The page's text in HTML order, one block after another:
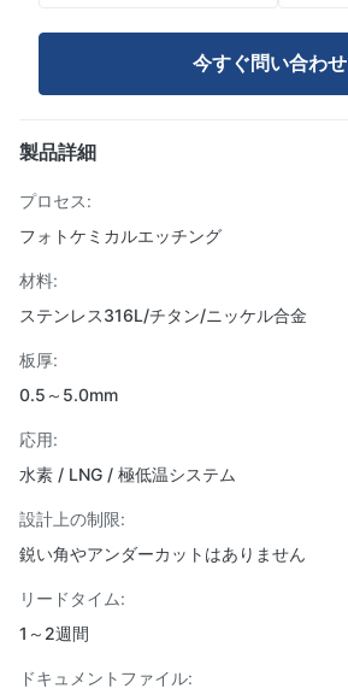
今すぐ問い合わせ
製品詳細
プロセス:
フォトケミカルエッチング
材料:
ステンレス316L/チタン/ニッケル合金
板厚:
0.5～5.0mm
応用:
水素 / LNG / 極低温システム
設計上の制限:
鋭い角やアンダーカットはありません
リードタイム:
1～2週間
ドキュメントファイル: